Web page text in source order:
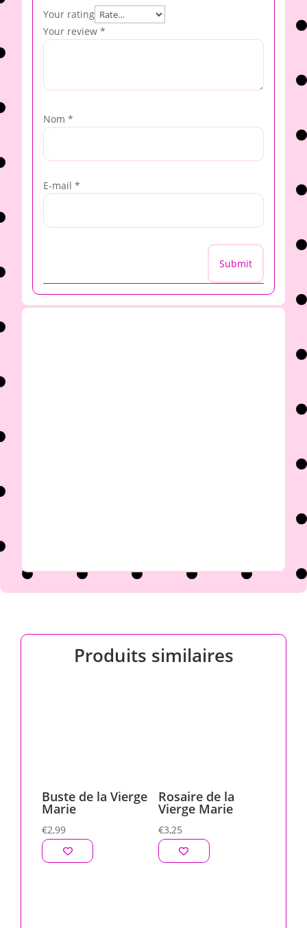
Your rating
Your review *
Nom *
E-mail *
Submit
Produits similaires
Buste de la Vierge
Marie
€2,99
Rosaire de la
Vierge Marie
€3,25